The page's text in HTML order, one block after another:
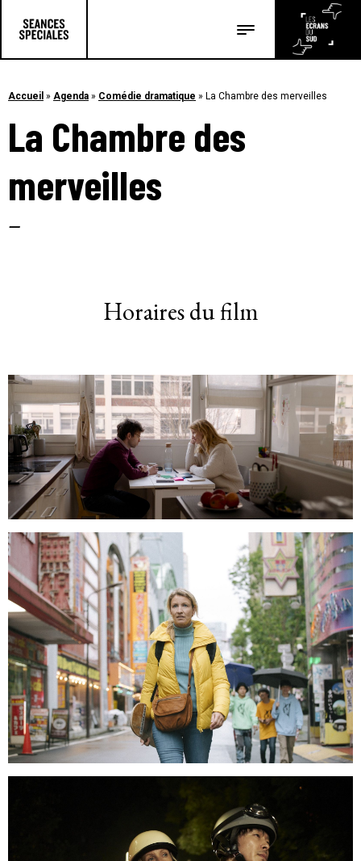
Les articles
Accueil » Agenda » Comédie dramatique » La Chambre des merveilles
La Chambre des
merveilles
–
Horaires du film